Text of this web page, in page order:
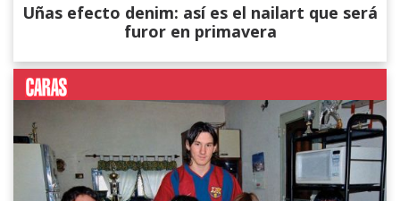
Uñas efecto denim: así es el nailart que será
furor en primavera